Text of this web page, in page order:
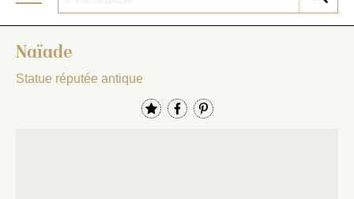
Naïade
Statue réputée antique